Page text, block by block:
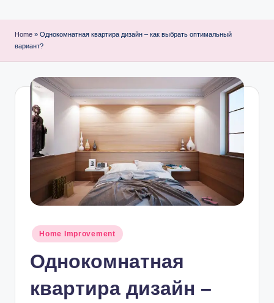
Home » Однокомнатная квартира дизайн – как выбрать оптимальный
вариант?
Posted
in
Home Improvement
Однокомнатная
квартира дизайн –